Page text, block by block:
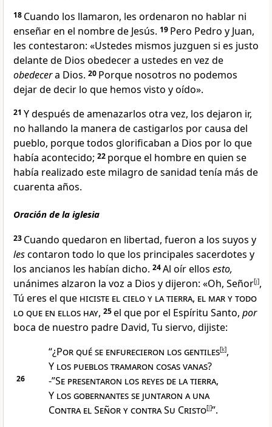
18 Cuando los llamaron, les ordenaron no hablar ni
enseñar en el nombre de Jesús. 19 Pero Pedro y Juan,
les contestaron: «Ustedes mismos juzguen si es justo
delante de Dios obedecer a ustedes en vez de
obedecera Dios. 20 Porque nosotros no podemos
dejar de decir lo que hemos visto y oído».
21 Y después de amenazarlos otra vez, los dejaron ir,
no hallando la manera de castigarlos por causa del
pueblo, porque todos glorificaban a Dios por lo que
había acontecido; 22 porque el hombre en quien se
había realizado este milagro de sanidad tenía más de
cuarenta años.
Oración de la iglesia
23 Cuando quedaron en libertad, fueron a los suyos y
lescontaron todo lo que los principales sacerdotes y
los ancianos les habían dicho. 24Al oír ellos esto,
unánimes alzaron la voz a Dios y dijeron: «Oh, Señor[j],
Tú eres el que hiciste el cielo y la tierra, el mar y todo
lo que en ellos hay, 25el que por el Espíritu Santo, por
boca de nuestro padre David, Tu siervo, dijiste:
“¿Por qué se enfurecieron los gentiles[k],
Y los pueblos tramaron cosas vanas?
26 -”Se presentaron los reyes de la tierra,
Y los gobernantes se juntaron a una
Contra el Señor y contra Su Cristo[l]”.